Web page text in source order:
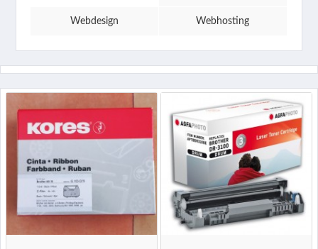
Webdesign Webhosting